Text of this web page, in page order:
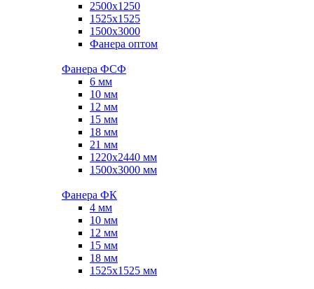
2500x1250
1525x1525
1500x3000
Фанера оптом
Фанера ФСФ
6 мм
10 мм
12 мм
15 мм
18 мм
21 мм
1220х2440 мм
1500х3000 мм
Фанера ФК
4 мм
10 мм
12 мм
15 мм
18 мм
1525х1525 мм